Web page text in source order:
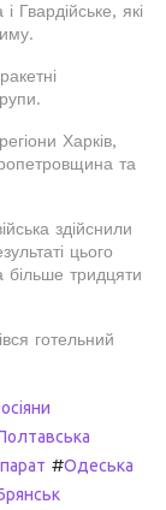
Гвардійське, які
Харків,
та
здійснили
цього
більше тридцяти
готельний
#Одеська